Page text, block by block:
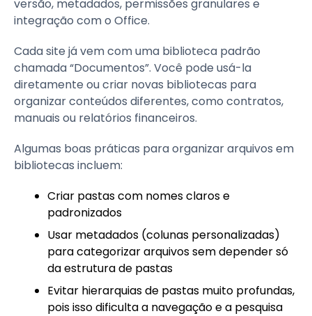
versão, metadados, permissões granulares e
integração com o Office.
Cada site já vem com uma biblioteca padrão
chamada “Documentos”. Você pode usá-la
diretamente ou criar novas bibliotecas para
organizar conteúdos diferentes, como contratos,
manuais ou relatórios financeiros.
Algumas boas práticas para organizar arquivos em
bibliotecas incluem:
Criar pastas com nomes claros e
padronizados
Usar metadados (colunas personalizadas)
para categorizar arquivos sem depender só
da estrutura de pastas
Evitar hierarquias de pastas muito profundas,
pois isso dificulta a navegação e a pesquisa